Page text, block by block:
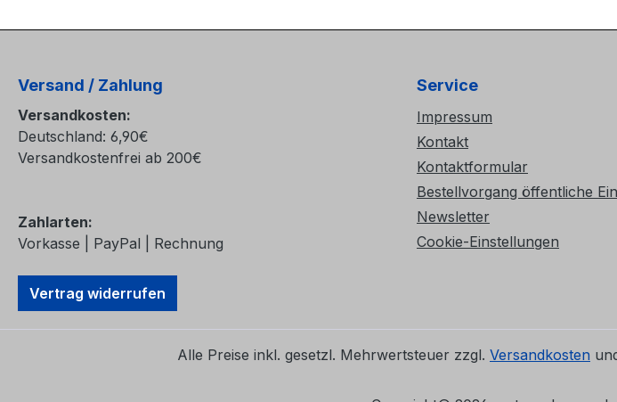
Versand / Zahlung
Versandkosten:
Deutschland: 6,90€
Versandkostenfrei ab 200€
Zahlarten:
Vorkasse | PayPal | Rechnung
Vertrag widerrufen
Service
Impressum
Kontakt
Kontaktformular
Bestellvorgang öffentliche
Newsletter
Cookie-Einstellungen
Alle Preise inkl. gesetzl. Mehrwertsteuer zzgl. Versandkosten